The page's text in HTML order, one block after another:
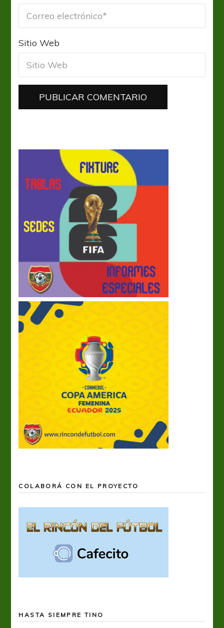
Sitio Web
COLABORÁ CON EL PROYECTO
HASTA SIEMPRE TINO